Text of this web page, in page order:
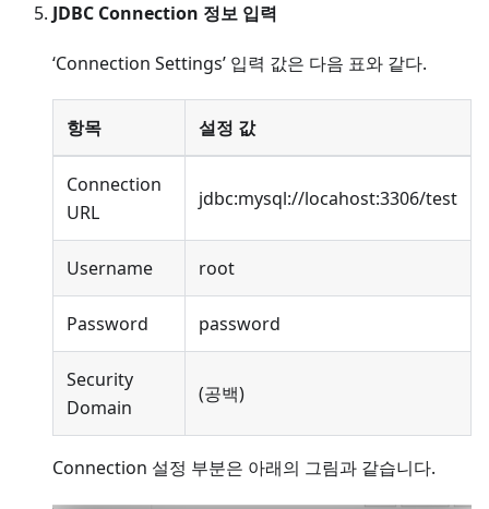
JDBC Connection 정보 입력
‘Connection Settings’ 입력 값은 다음 표와 같다.
항목 설정 값
Connection
URL
jdbc:mysql://locahost:3306/test
Username root
Password password
Security
Domain
(공백)
Connection 설정 부분은 아래의 그림과 같습니다.